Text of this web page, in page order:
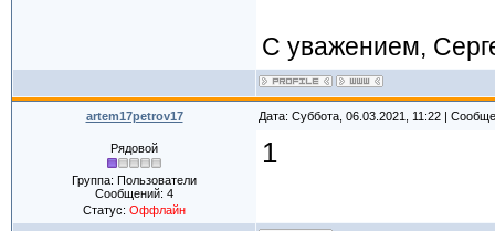
С уважением,
artem17petrov17 Дата: Суббота, 06.03.2021, 11:22 |
Рядовой
Группа: Пользователи
Сообщений: 4
Статус: Оффлайн
1